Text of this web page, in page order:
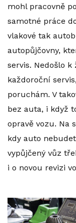
mohl pracovně
samotné práce
vlakové tak
autopůjčovny,
servis. Nedošlo k
každoroční
poruchám. V
bez auta, i když
opravě vozu. Na
kdy auto
vypůjčený vůz
i o novou revizi